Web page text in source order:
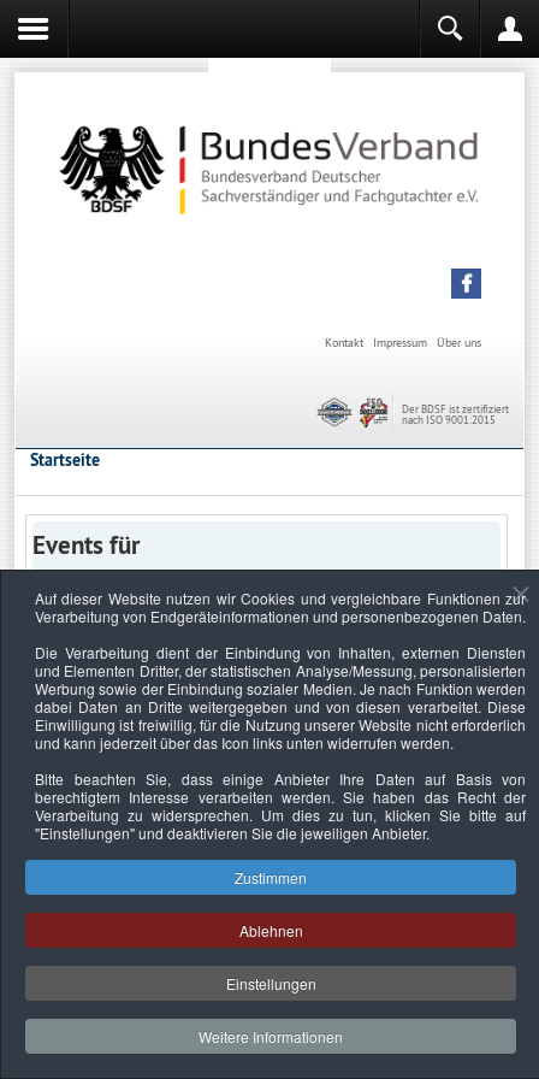
Über uns
Impressum
Kontakt
Der BDSF ist zertifiziert
nach ISO 9001:2015
Startseite
Events für
Keine Termine
Datenschutzerklärung Urheberrechtsnachweise Nachhaltigkeit
Copyright © 2026. Bundesverband Deutscher
Sachverständiger und Fachgutachter e.V..
Auf dieser Website nutzen wir Cookies und vergleichbare Funktionen zur
Verarbeitung von Endgeräteinformationen und personenbezogenen Daten.
Die Verarbeitung dient der Einbindung von Inhalten, externen Diensten
und Elementen Dritter, der statistischen Analyse/Messung, personalisierten
Werbung sowie der Einbindung sozialer Medien. Je nach Funktion werden
dabei Daten an Dritte weitergegeben und von diesen verarbeitet. Diese
Einwilligung ist freiwillig, für die Nutzung unserer Website nicht erforderlich
und kann jederzeit über das Icon links unten widerrufen werden.
Bitte beachten Sie, dass einige Anbieter Ihre Daten auf Basis von
berechtigtem Interesse verarbeiten werden. Sie haben das Recht der
Verarbeitung zu widersprechen. Um dies zu tun, klicken Sie bitte auf
"Einstellungen"und deaktivieren Sie die jeweiligen Anbieter.
Zustimmen
Ablehnen
Einstellungen
Weitere Informationen